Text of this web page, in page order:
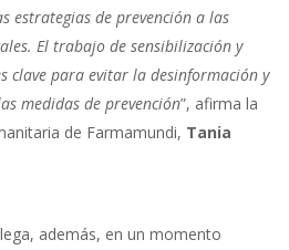
estrategias de prevención a las
El trabajo de sensibilización y
clave para evitar la desinformación y
medidas de prevención”, afirma la
de Farmamundi, Tania
además, en un momento